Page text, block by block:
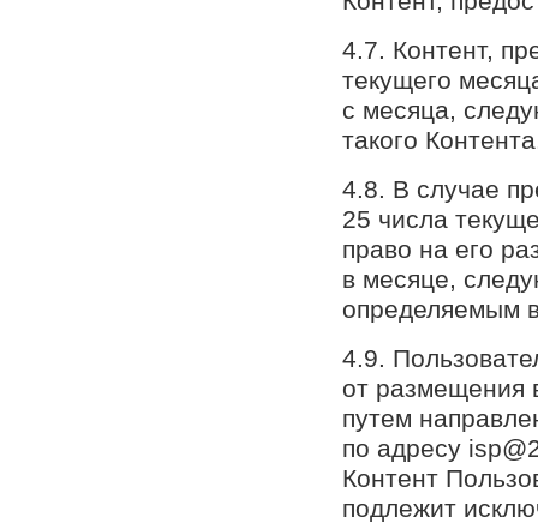
4.7. Контент,
текущего
с месяца,
такого
4.8. В случае
25 числа
право на его
в месяце,
определяемым
4.9.
от размещения
путем
по адресу
Контент
подлежит